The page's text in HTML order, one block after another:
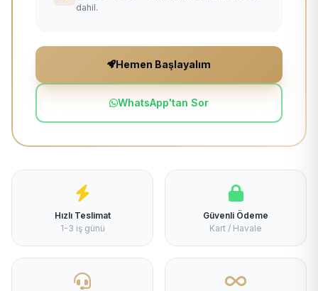
dahil.
Hemen Başlayalım
WhatsApp'tan Sor
Hızlı Teslimat
1-3 iş günü
Güvenli Ödeme
Kart / Havale